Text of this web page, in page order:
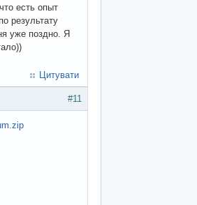
есть опыт
результату
уже поздно. Я
Цитувати
#11